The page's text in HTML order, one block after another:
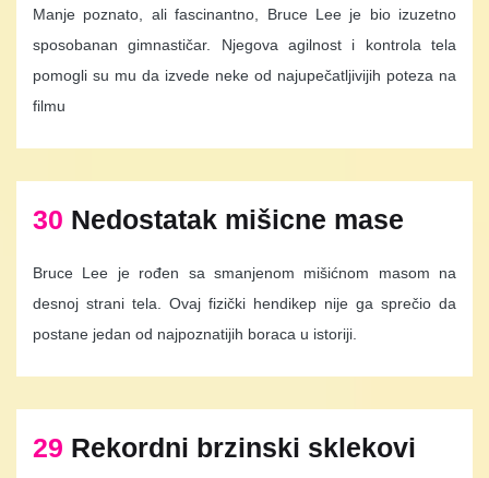
Manje poznato, ali fascinantno, Bruce Lee je bio izuzetno
sposobanan gimnastičar. Njegova agilnost i kontrola tela
pomogli su mu da izvede neke od najupečatljivijih poteza na
filmu
30 Nedostatak mišicne mase
Bruce Lee je rođen sa smanjenom mišićnom masom na
desnoj strani tela. Ovaj fizički hendikep nije ga sprečio da
postane jedan od najpoznatijih boraca u istoriji.
29 Rekordni brzinski sklekovi